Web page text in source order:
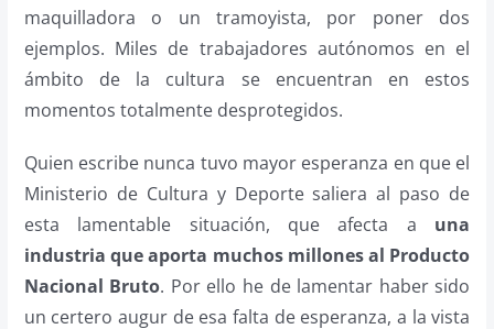
maquilladora o un tramoyista, por poner dos
ejemplos. Miles de trabajadores autónomos en el
ámbito de la cultura se encuentran en estos
momentos totalmente desprotegidos.
Quien escribe nunca tuvo mayor esperanza en que el
Ministerio de Cultura y Deporte saliera al paso de
esta lamentable situación, que afecta a una
industria que aporta muchos millones al Producto
Nacional Bruto. Por ello he de lamentar haber sido
un certero augur de esa falta de esperanza, a la vista